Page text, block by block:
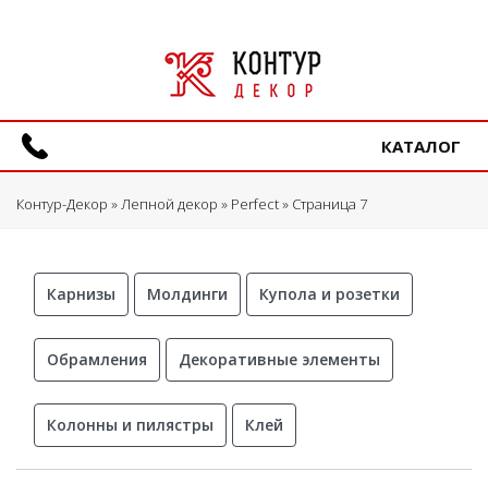
КАТАЛОГ
Контур-Декор »Лепной декор » Perfect» Страница 7
Карнизы Молдинги Купола и розетки
Обрамления Декоративные элементы
Колонны и пилястры Клей